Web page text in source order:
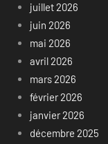
juillet 2026
juin 2026
mai 2026
avril 2026
mars 2026
février 2026
janvier 2026
décembre 2025